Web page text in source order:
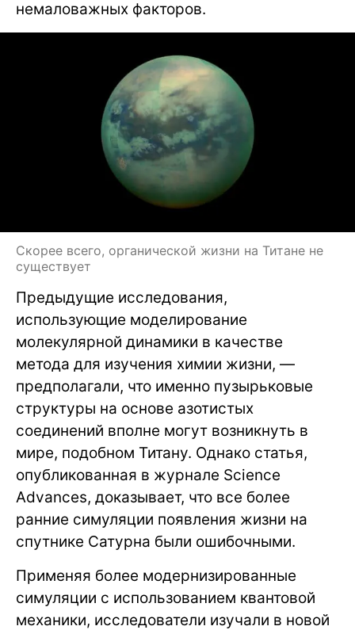
немаловажных факторов.
Скорее всего, органической жизни на Титане не
существует
Предыдущие исследования,
использующие моделирование
молекулярной динамики в качестве
метода для изучения химии жизни, —
предполагали, что именно пузырьковые
структуры на основе азотистых
соединений вполне могут возникнуть в
мире, подобном Титану. Однако статья,
опубликованная в журнале Science
Advances, доказывает, что все более
ранние симуляции появления жизни на
спутнике Сатурна были ошибочными.
Применяя более модернизированные
симуляции с использованием квантовой
механики, исследователи изучали в новой